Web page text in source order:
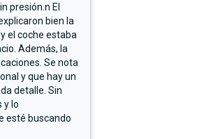
presión.n El
bien la
el coche estaba
Además, la
Se nota
y que hay un
detalle. Sin
y lo
esté buscando